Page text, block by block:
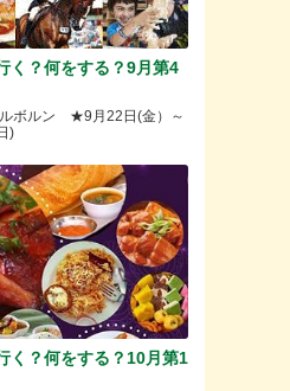
く？何をする？9月第4
ボルン ★9月22日(金）～
)
く？何をする？10月第1